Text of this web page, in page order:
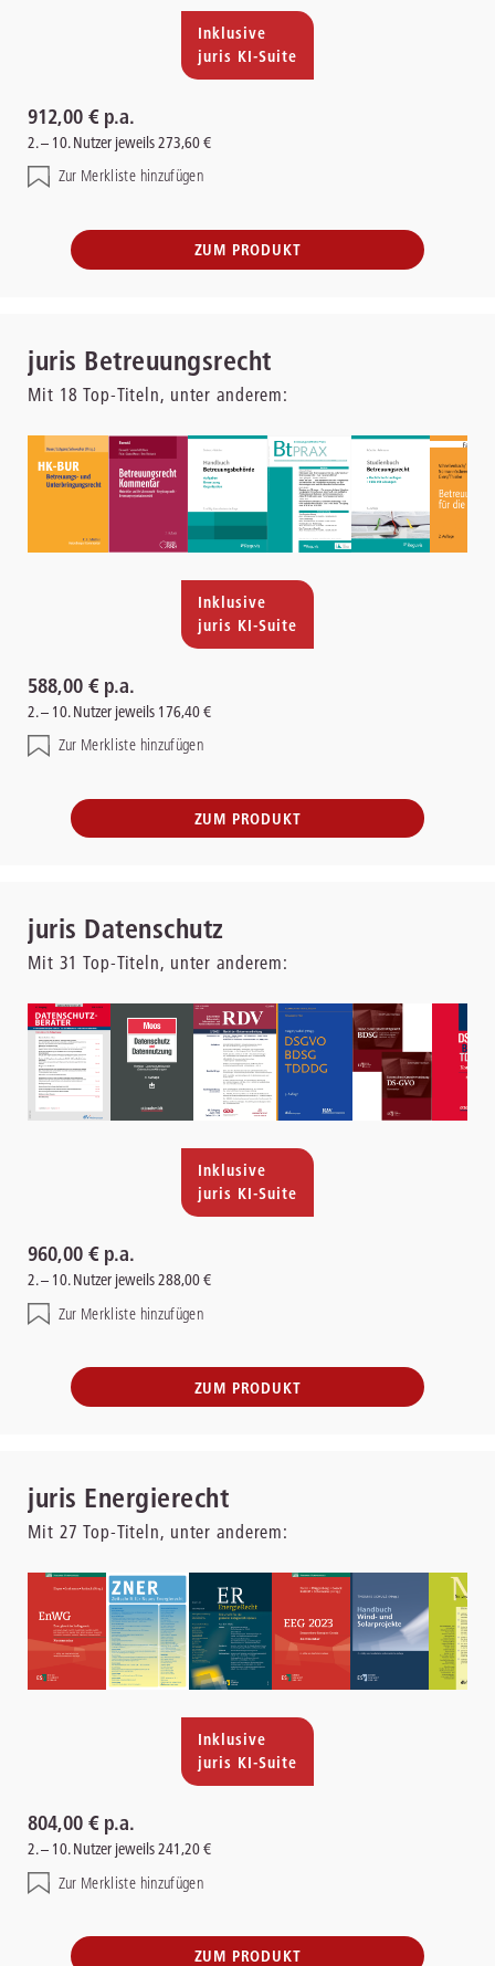
Inklusive
juris KI-Suite
912,00 € p.a.
2. – 10. Nutzer jeweils 273,60 €
Zur Merkliste hinzufügen
ZUM PRODUKT
juris Betreuungsrecht
Mit 18 Top-Titeln, unter anderem:
Inklusive
juris KI-Suite
588,00 € p.a.
2. – 10. Nutzer jeweils 176,40 €
Zur Merkliste hinzufügen
ZUM PRODUKT
juris Datenschutz
Mit 31 Top-Titeln, unter anderem:
Inklusive
juris KI-Suite
960,00 € p.a.
2. – 10. Nutzer jeweils 288,00 €
Zur Merkliste hinzufügen
ZUM PRODUKT
juris Energierecht
Mit 27 Top-Titeln, unter anderem:
Inklusive
juris KI-Suite
804,00 € p.a.
2. – 10. Nutzer jeweils 241,20 €
Zur Merkliste hinzufügen
ZUM PRODUKT